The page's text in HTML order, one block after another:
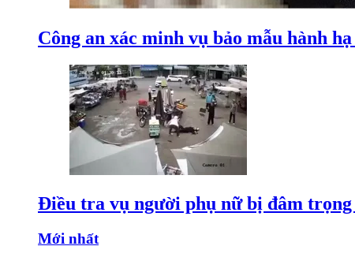
Công an xác minh vụ bảo mẫu hành
Điều tra vụ người phụ nữ bị đâm
Mới nhất